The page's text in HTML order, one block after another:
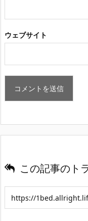
ウェブサイト
この記事のト